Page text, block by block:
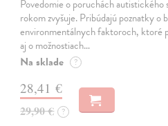
Povedomie o poruchách autistického
rokom zvyšuje. Pribúdajú poznatky o
environmentálnych faktoroch, ktoré
aj o možnostiach…
Na sklade ?
28,41 €
29,90 € ?